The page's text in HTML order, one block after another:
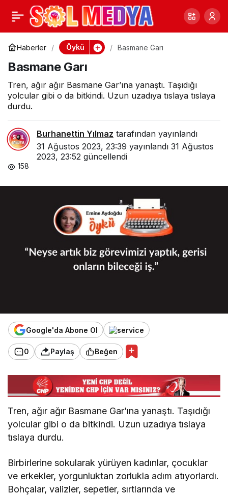
Haberler Öykü Basmane Garı
Basmane Garı
Tren, ağır ağır Basmane Gar’ına yanaştı. Taşıdığı
yolcular gibi o da bitkindi. Uzun uzadıya tıslaya tıslaya
durdu.
Burhanettin Yılmaz tarafından yayınlandı
31 Ağustos 2023, 23:39 yayınlandı 31 Ağustos
2023, 23:52 güncellendi
158
Google'da Abone Ol
0 Paylaş Beğen
Tren, ağır ağır Basmane Gar’ına yanaştı. Taşıdığı
yolcular gibi o da bitkindi. Uzun uzadıya tıslaya
tıslaya durdu.
Birbirlerine sokularak yürüyen kadınlar, çocuklar
ve erkekler, yorgunluktan zorlukla adım atıyorlardı.
Bohçalar, valizler, sepetler, sırtlarında ve
Senin Gözlerinle Veda
Edacağim
0 Paylaş